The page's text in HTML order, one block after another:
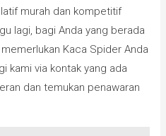
murah dan kompetitif
lagi, bagi Anda yang berada
Kaca Spider Anda
kami via kontak yang ada
dan temukan penawaran